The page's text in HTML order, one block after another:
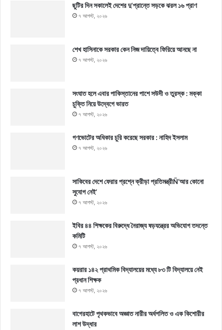
ছুটির দিন সকালেই দেশের দু’প্রান্তে সড়কে ঝরল ১৬ প্রাণ
৭ আগস্ট, ২০২৬
শেখ হাসিনাকে সরকার কেন নিজ দায়িত্বে ফিরিয়ে আনছে না
৭ আগস্ট, ২০২৬
সংঘাত হলে এবার পাকিস্তানের পাশে সউদী ও তুরস্ক : মক্কা
চুক্তি নিয়ে উদ্বেগে ভারত
৭ আগস্ট, ২০২৬
গণভোটের অধিকার চুরি করেছে সরকার : নাহিদ ইসলাম
৭ আগস্ট, ২০২৬
সাকিবের দেশে ফেরার প্রশ্নে ক্রীড়া প্রতিমন্ত্রীÑ‘আর কোনো
সুযোগ নেই’
৭ আগস্ট, ২০২৬
ইবির ৪৪ শিক্ষকের বিরুদ্ধে নৈরাজ্য ষড়যন্ত্রের অভিযোগ তদন্তে
কমিটি
৭ আগস্ট, ২০২৬
কয়রার ১৪২ প্রাথমিক বিদ্যালয়ের মধ্যে ৮৩ টি বিদ্যালয়ে নেই
প্রধান শিক্ষক
৭ আগস্ট, ২০২৬
বাগেরহাটে পৃথকভাবে অজ্ঞাত নারীর অর্ধগলিত ও এক কিশোরীর
লাশ উদ্ধার